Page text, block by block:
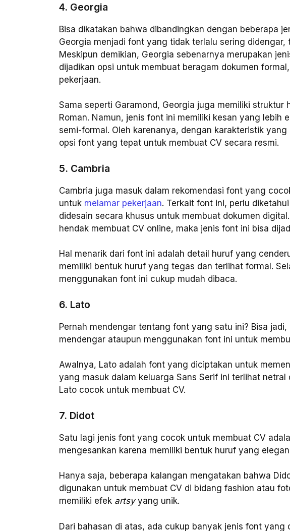
4. Georgia
Bisa dikatakan bahwa dibandingkan dengan beberapa
Georgia menjadi font yang tidak terlalu sering didengar,
Meskipun demikian, Georgia sebenarnya merupakan
dijadikan opsi untuk membuat beragam dokumen
pekerjaan.
Sama seperti Garamond, Georgia juga memiliki
Roman. Namun, jenis font ini memiliki kesan yang lebih
semi-formal. Oleh karenanya, dengan karakteristik
opsi font yang tepat untuk membuat CV secara resmi.
5. Cambria
Cambria juga masuk dalam rekomendasi font yang
untuk melamar pekerjaan. Terkait font ini, perlu
didesain secara khusus untuk membuat dokumen
hendak membuat CV online, maka jenis font ini bisa
Hal menarik dari font ini adalah detail huruf yang
memiliki bentuk huruf yang tegas dan terlihat formal.
menggunakan font ini cukup mudah dibaca.
6. Lato
Pernah mendengar tentang font yang satu ini? Bisa
mendengar ataupun menggunakan font ini untuk
Awalnya, Lato adalah font yang diciptakan untuk
yang masuk dalam keluarga Sans Serif ini terlihat netral
Lato cocok untuk membuat CV.
7. Didot
Satu lagi jenis font yang cocok untuk membuat CV
mengesankan karena memiliki bentuk huruf yang
Hanya saja, beberapa kalangan mengatakan bahwa
digunakan untuk membuat CV di bidang fashion atau
memiliki efek artsyyang unik.
Dari bahasan di atas, ada cukup banyak jenis font yang